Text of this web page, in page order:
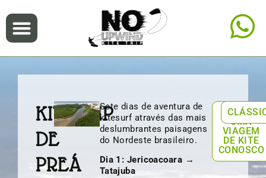
KITETRIP
DE
PREÁ
Sete dias de aventura de
kitesurf através das mais
deslumbrantes paisagens
do Nordeste brasileiro.
Dia 1: Jericoacoara →
Tatajuba
PLANEJE
UMA
VIAGEM
DE KITE
CONOSCO